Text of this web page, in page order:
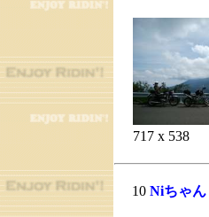
717 x 538
10 Niちゃん